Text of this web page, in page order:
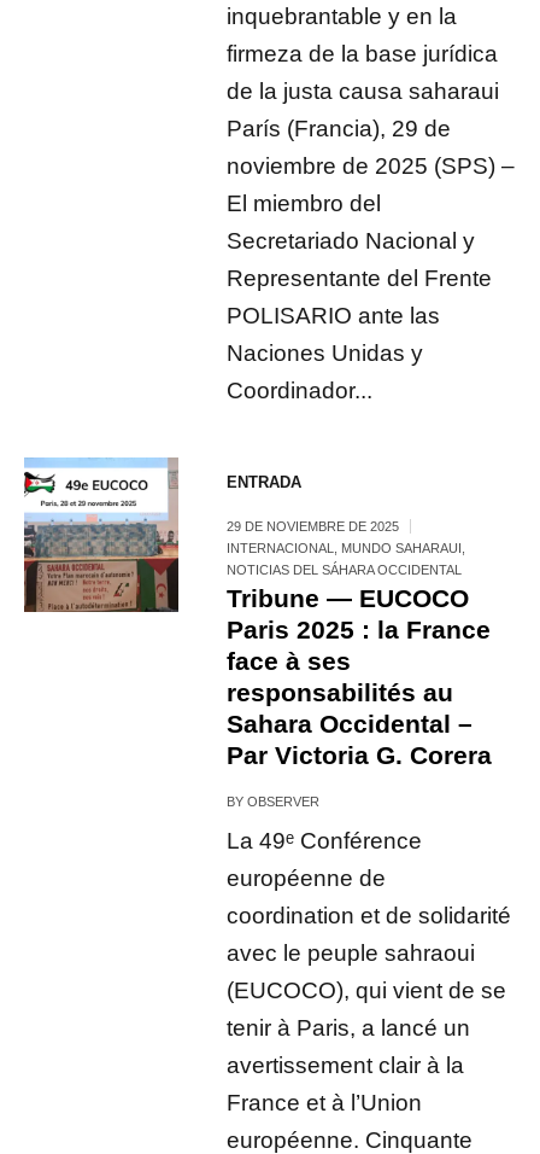
inquebrantable y en la
firmeza de la base jurídica
de la justa causa saharaui
París (Francia), 29 de
noviembre de 2025 (SPS) –
El miembro del
Secretariado Nacional y
Representante del Frente
POLISARIO ante las
Naciones Unidas y
Coordinador...
ENTRADA
29 DE NOVIEMBRE DE 2025
INTERNACIONAL
MUNDO SAHARAUI
NOTICIAS DEL SÁHARA OCCIDENTAL
Tribune — EUCOCO
Paris 2025 : la France
face à ses
responsabilités au
Sahara Occidental –
Par Victoria G. Corera
BYOBSERVER
La 49ᵉ Conférence
européenne de
coordination et de solidarité
avec le peuple sahraoui
(EUCOCO), qui vient de se
tenir à Paris, a lancé un
avertissement clair à la
France et à l’Union
européenne. Cinquante